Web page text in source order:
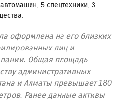
5 спецтехники, 3
оформлена на его близких
лиц и
Общая площадь
административных
и Алматы превышает 180
Ранее данные активы